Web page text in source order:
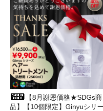
【8月謝恩価格★SDGs商
品】【10個限定】Ginyuシリー